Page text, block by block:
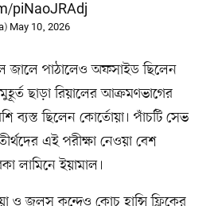
piNaoJRAdj
May 10, 2026
জালে পাঠালেও অফসাইড ছিলেন
ছাড়া রিয়ালের আক্রমণভাগের
ব্যস্ত ছিলেন কোর্তোয়া। পাঁচটি সেভ
এই পরীক্ষা নেওয়া বেশ
লামিনে ইয়ামাল।
ও জুলস কুন্দেও কোচ হান্সি ফ্লিকের